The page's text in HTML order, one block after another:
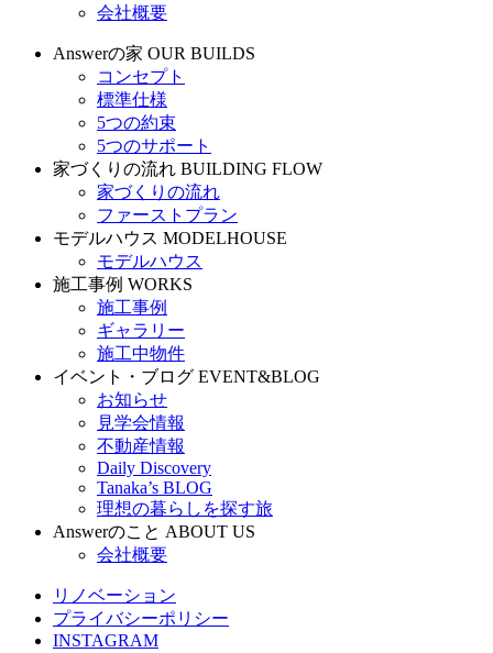
会社概要
Answerの家 OUR BUILDS
コンセプト
標準仕様
5つの約束
5つのサポート
家づくりの流れ BUILDING FLOW
家づくりの流れ
ファーストプラン
モデルハウス MODELHOUSE
モデルハウス
施工事例 WORKS
施工事例
ギャラリー
施工中物件
イベント・ブログ EVENT&BLOG
お知らせ
見学会情報
不動産情報
Daily Discovery
Tanaka’s BLOG
理想の暮らしを探す旅
Answerのこと ABOUT US
会社概要
リノベーション
プライバシーポリシー
INSTAGRAM